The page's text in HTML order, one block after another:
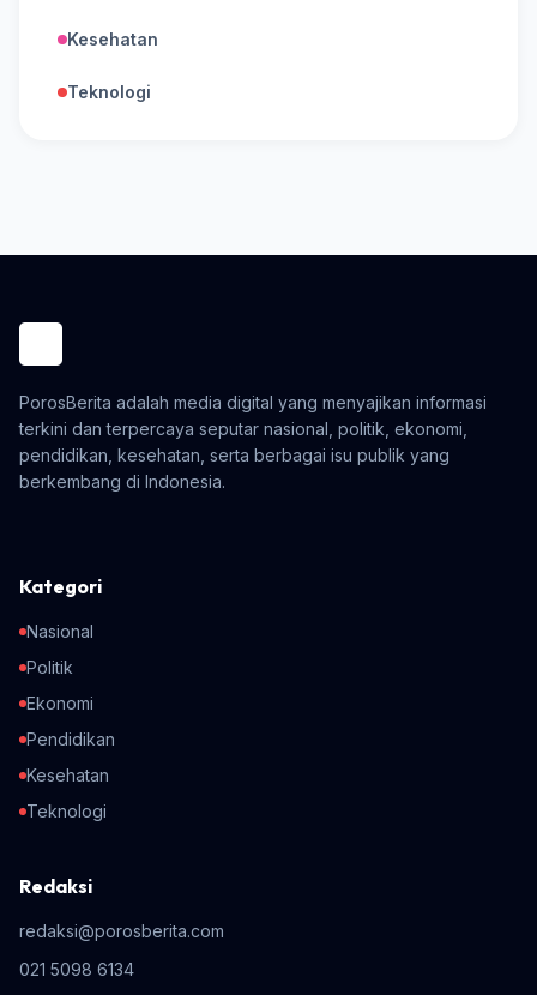
Kesehatan
Teknologi
PorosBerita adalah media digital yang menyajikan informasi
terkini dan terpercaya seputar nasional, politik, ekonomi,
pendidikan, kesehatan, serta berbagai isu publik yang
berkembang di Indonesia.
Kategori
Nasional
Politik
Ekonomi
Pendidikan
Kesehatan
Teknologi
Redaksi
redaksi@porosberita.com
021 5098 6134